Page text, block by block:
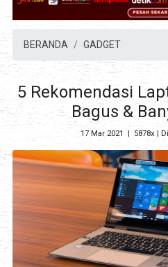
BERANDA GADGET
5 Rekomendasi
Bagus &
17 Mar 2021 5878x |